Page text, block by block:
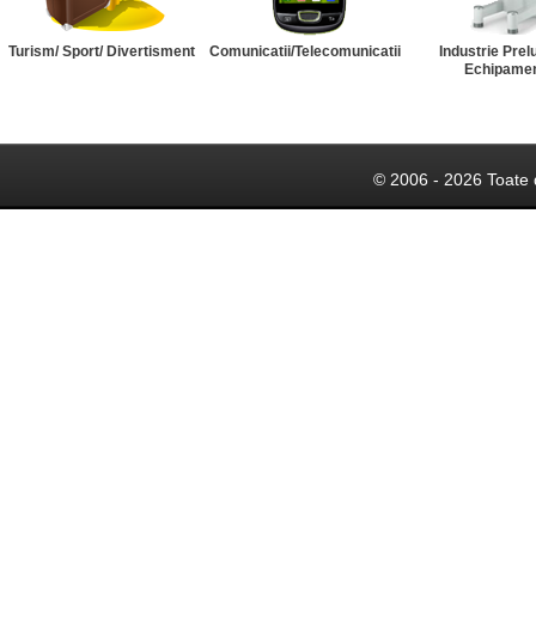
Turism/ Sport/ Divertisment Comunicatii/Telecomunicatii
Industrie
© 2006 - 2026